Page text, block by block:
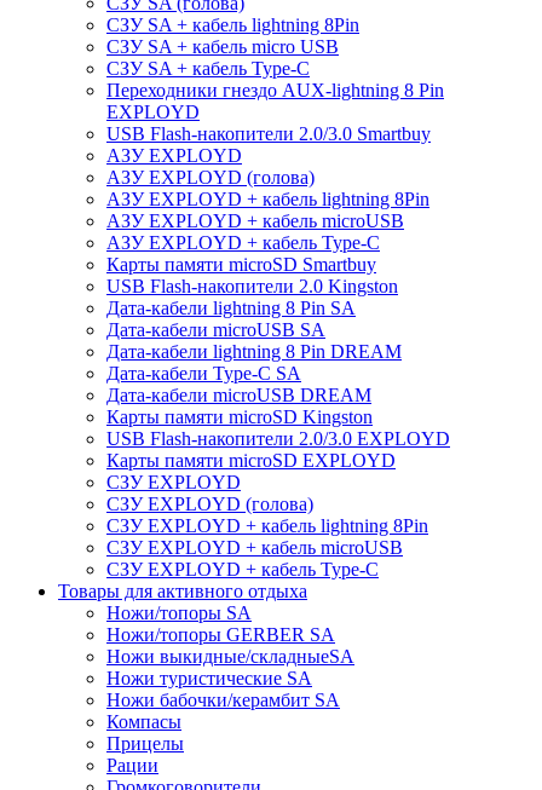
СЗУ SA + кабель lightning 8Pin
СЗУ SA + кабель micro USB
СЗУ SA + кабель Type-C
Переходники гнездо AUX-lightning 8 Pin
EXPLOYD
USB Flash-накопители 2.0/3.0 Smartbuy
АЗУ EXPLOYD
АЗУ EXPLOYD (голова)
АЗУ EXPLOYD + кабель lightning 8Pin
АЗУ EXPLOYD + кабель microUSB
АЗУ EXPLOYD + кабель Type-C
Карты памяти microSD Smartbuy
USB Flash-накопители 2.0 Kingston
Дата-кабели lightning 8 Pin SA
Дата-кабели microUSB SA
Дата-кабели lightning 8 Pin DREAM
Дата-кабели Type-C SA
Дата-кабели microUSB DREAM
Карты памяти microSD Kingston
USB Flash-накопители 2.0/3.0 EXPLOYD
Карты памяти microSD EXPLOYD
СЗУ EXPLOYD
СЗУ EXPLOYD (голова)
СЗУ EXPLOYD + кабель lightning 8Pin
СЗУ EXPLOYD + кабель microUSB
СЗУ EXPLOYD + кабель Type-C
Товары для активного отдыха
Ножи/топоры SA
Ножи/топоры GERBER SA
Ножи выкидные/складныеSA
Ножи туристические SA
Ножи бабочки/керамбит SA
Компасы
Прицелы
Рации